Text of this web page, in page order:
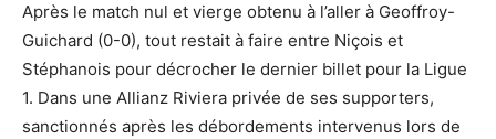
Après le match nul et vierge obtenu à l’aller à Geoffroy-
Guichard (0-0), tout restait à faire entre Niçois et
Stéphanois pour décrocher le dernier billet pour la Ligue
1. Dans une Allianz Riviera privée de ses supporters,
sanctionnés après les débordements intervenus lors de